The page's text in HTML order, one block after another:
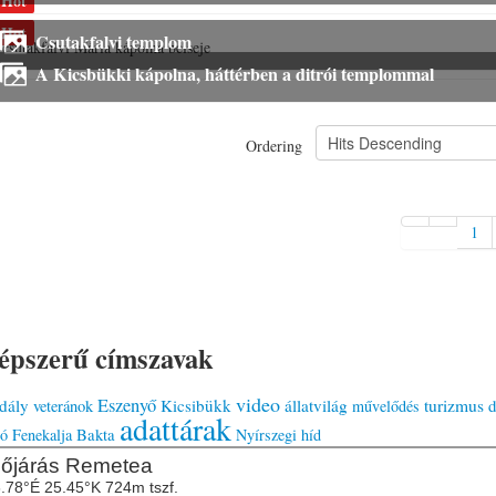
Hot
Csutakfalvi templom
Mária kápolna belseje
A Kicsbükki kápolna, háttérben a ditrói templommal
Ordering
1
címszavak
veteránok Eszenyő Kicsibükk video állatvilág művelődés turizmus
Fenekalja Bakta adattárak Nyírszegi híd